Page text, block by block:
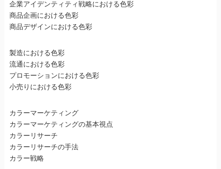
企業アイデンティティ戦略における色彩
商品企画における色彩
商品デザインにおける色彩
製造における色彩
流通における色彩
プロモーションにおける色彩
小売りにおける色彩
カラーマーケティング
カラーマーケティングの基本視点
カラーリサーチ
カラーリサーチの手法
カラー戦略